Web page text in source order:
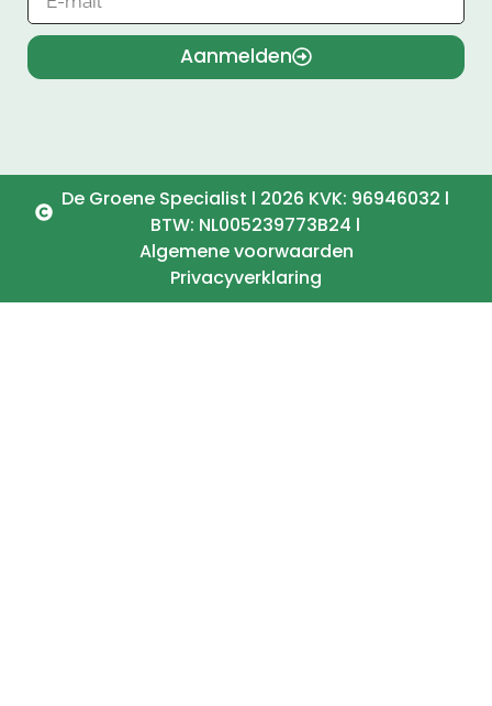
Aanmelden
Algemene voorwaarden
De Groene Specialist l 2026 KVK: 96946032 l
BTW: NL005239773B24 l
Privacyverklaring